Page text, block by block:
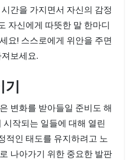
간을 가지면서 자신의 감정
자신에게 따뜻한 말 한마디
요! 스스로에게 위안을 주면
보세요.
변화를 받아들일 준비도 해
시작되는 일들에 대해 열린
적인 태도를 유지하려고 노
나아가기 위한 중요한 발판